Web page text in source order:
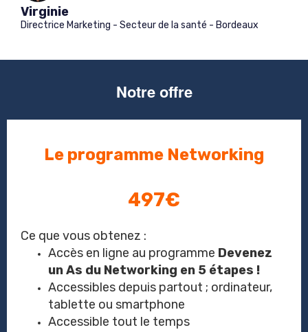
Virginie
Directrice Marketing - Secteur de la santé - Bordeaux
Notre offre
Le programme Networking
497€
Ce que vous obtenez :
Accès en ligne au programme Devenez
un As du Networking en 5 étapes !
Accessibles depuis partout ; ordinateur,
tablette ou smartphone
Accessible tout le temps